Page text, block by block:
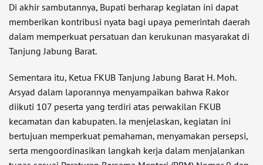
Di akhir sambutannya, Bupati berharap kegiatan ini dapat
memberikan kontribusi nyata bagi upaya pemerintah daerah
dalam memperkuat persatuan dan kerukunan masyarakat di
Tanjung Jabung Barat.
Sementara itu, Ketua FKUB Tanjung Jabung Barat H. Moh.
Arsyad dalam laporannya menyampaikan bahwa Rakor
diikuti 107 peserta yang terdiri atas perwakilan FKUB
kecamatan dan kabupaten. Ia menjelaskan, kegiatan ini
bertujuan memperkuat pemahaman, menyamakan persepsi,
serta mengoordinasikan langkah kerja dalam menjalankan